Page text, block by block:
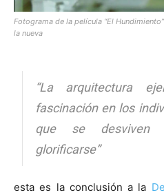
Fotograma de la película “El
la nueva
“La arquitectura
fascinación en los
que se desviven
glorificarse”
esta es la conclusión a la